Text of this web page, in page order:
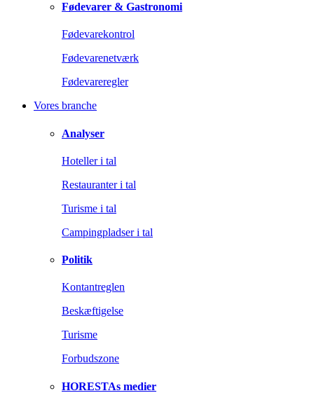
Fødevarer & Gastronomi
Fødevarekontrol
Fødevarenetværk
Fødevareregler
Vores branche
Analyser
Hoteller i tal
Restauranter i tal
Turisme i tal
Campingpladser i tal
Politik
Kontantreglen
Beskæftigelse
Turisme
Forbudszone
HORESTAs medier